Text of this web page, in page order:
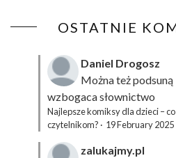
OSTATNIE
Daniel Drogosz
Można też podsuną
wzbogaca słownictwo
Najlepsze komiksy dla dzieci –
czytelnikom? · 19 February 2025
zalukajmy.pl